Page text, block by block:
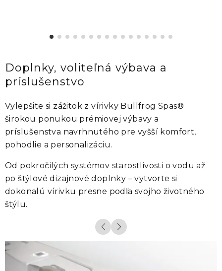
Doplnky, voliteľná výbava a
príslušenstvo
Vylepšite si zážitok z vírivky Bullfrog Spas®
širokou ponukou prémiovej výbavy a
príslušenstva navrhnutého pre vyšší komfort,
pohodlie a personalizáciu.
Od pokročilých systémov starostlivosti o vodu až
po štýlové dizajnové doplnky – vytvorte si
dokonalú vírivku presne podľa svojho životného
štýlu.